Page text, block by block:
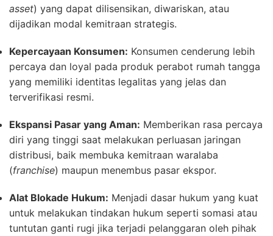
asset) yang dapat dilisensikan, diwariskan, atau
dijadikan modal kemitraan strategis.
Kepercayaan Konsumen: Konsumen cenderung lebih
percaya dan loyal pada produk perabot rumah tangga
yang memiliki identitas legalitas yang jelas dan
terverifikasi resmi.
Ekspansi Pasar yang Aman: Memberikan rasa percaya
diri yang tinggi saat melakukan perluasan jaringan
distribusi, baik membuka kemitraan waralaba
(franchise) maupun menembus pasar ekspor.
Alat Blokade Hukum: Menjadi dasar hukum yang kuat
untuk melakukan tindakan hukum seperti somasi atau
tuntutan ganti rugi jika terjadi pelanggaran oleh pihak